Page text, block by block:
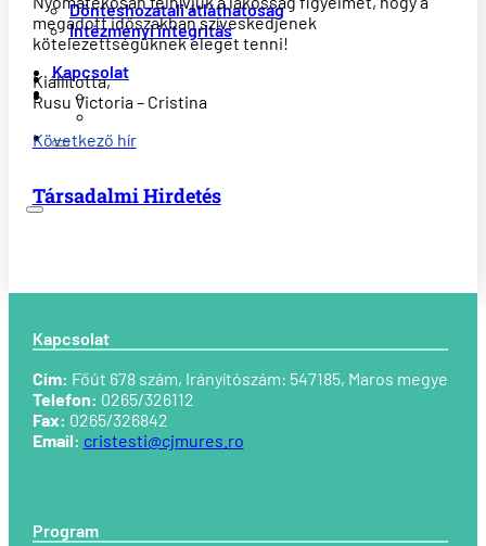
Döntéshozatali átláthatóság
Intézményi integritás
Kapcsolat
megadott időszakban szíveskedjenek
kötelezettségüknek eleget tenni!
Kiállította,
Rusu Victoria – Cristina
Következő hír
Társadalmi Hirdetés
Kapcsolat
Cím: Főút 678 szám, Irányítószám: 547185, Maros megye
Telefon: 0265/326112
Fax: 0265/326842
Email: cristesti@cjmures.ro
Program